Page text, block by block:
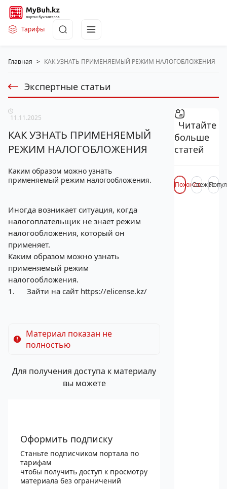
Тарифы
Главная > КАК УЗНАТЬ ПРИМЕНЯЕМЫЙ РЕЖИМ НАЛОГОБЛОЖЕНИЯ
Экспертные статьи
11.11.2025
КАК УЗНАТЬ ПРИМЕНЯЕМЫЙ
РЕЖИМ НАЛОГОБЛОЖЕНИЯ
Каким образом можно узнать
применяемый режим налогообложения.
Иногда возникает ситуация, когда
налогоплательщик не знает режим
налогообложения, который он
применяет.
Каким образом можно узнать
применяемый режим
налогообложения.
1. Зайти на сайт https://elicense.kz/
Материал показан не
полностью
Для получения доступа к материалу
вы можете
Оформить подписку
Станьте подписчиком портала по
тарифам
чтобы получить доступ к просмотру
материала без ограничений
Читайте
больше
статей
ПохожееСвежее